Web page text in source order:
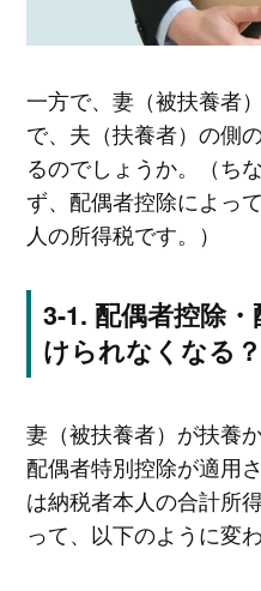
一方で、妻（被扶養者
で、夫（扶養者）の側
るのでしょうか。（ち
ず、配偶者控除によっ
人の所得税です。）
配偶者控除
けられなくなる？
妻（被扶養者）が扶養
配偶者特別控除が適用
は納税者本人の合計所
って、以下のように変わ